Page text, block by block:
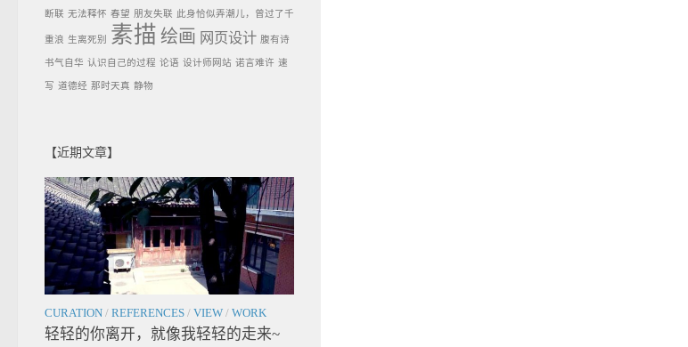
断联 无法释怀 春望 朋友失联 此身恰似弄潮儿，曾过了千
重浪 生离死别 素描 绘画 网页设计 腹有诗
书气自华 认识自己的过程 论语 设计师网站 诺言难许 速
写 道德经 那时天真 静物
【近期文章】
CURATION / REFERENCES / VIEW / WORK
轻轻的你离开，就像我轻轻的走来~